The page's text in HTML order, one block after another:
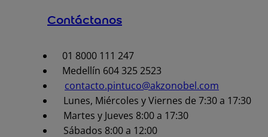
Contáctanos
01 8000 111 247
Medellín 604 325 2523
contacto.pintuco@akzonobel.com
Lunes, Miércoles y Viernes de 7:30 a 17:30
Martes y Jueves 8:00 a 17:30
Sábados 8:00 a 12:00